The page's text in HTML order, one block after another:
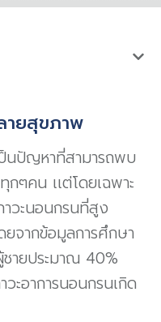
ายสุขภาพ
ปัญหาที่สามารถพบ
ๆคน เเต่โดยเฉพาะ
าวะนอนกรนที่สูง
จากข้อมูลการศึกษา
ายประมาณ 40%
อาการนอนกรนเกิด